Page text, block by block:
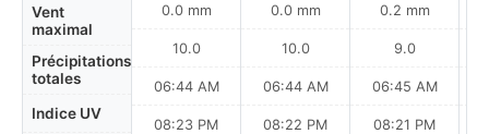
Vent
maximal
Précipitations
totales
Indice UV
0.0 mm
10.0
06:44 AM
08:23 PM
0.0 mm
10.0
06:44 AM
08:22 PM
0.2 mm
9.0
06:45 AM
08:21 PM